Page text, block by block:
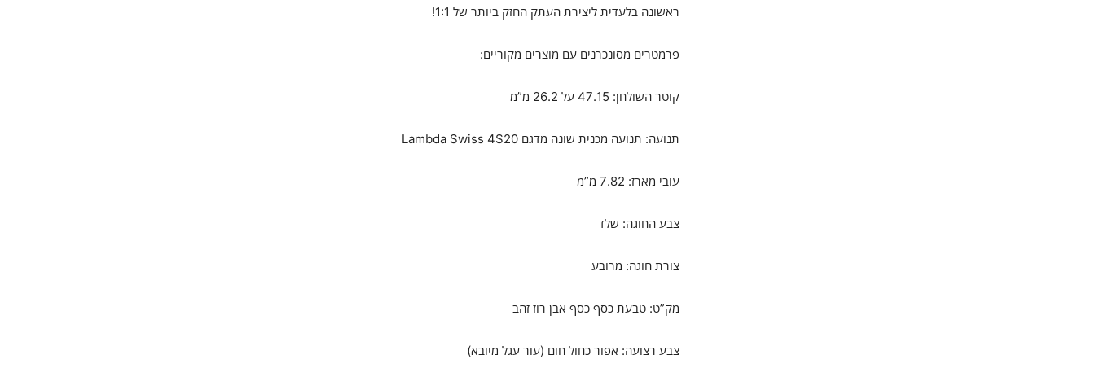
ראשונה בלעדית ליצירת העתק החזק ביותר של 1:1!
פרמטרים מסונכרנים עם מוצרים מקוריים:
קוטר השולחן: 47.15 על 26.2 מ”מ
תנועה: תנועה מכנית שונה מדגם Lambda Swiss 4S20
עובי מארז: 7.82 מ”מ
צבע החוגה: שלד
צורת חוגה: מרובע
מק”ט: טבעת כסף כסף אבן רוז זהב
צבע רצועה: אפור כחול חום (עור עגל מיובא)